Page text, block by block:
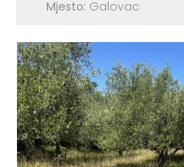
Mjesto: Galovac